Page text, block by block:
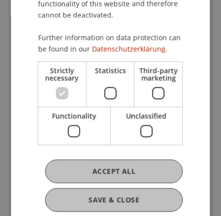
Straftheorien sowie die gesellschaftliche Rolle des
strafrechtlichen Verantwortung sowie die
Voraussetzungen strafbaren Verhaltens kennen.
Vermittelt werden dabei die grundlegenden
Kategorien des Strafrechts, wie Tun und
Unterlassen, Kausalität, Vorsatz und
Fahrlässigkeit, Versuch und Beteiligung,
Strafbemessung, tätige Reue und Verjährung.
Anhand von Fallbeispielen wird das erlernte
Wissen vertieft.
Die Teilnehmenden sind am Schluss mit den
theoretischen Grundlagen des Strafrechts sowie
dessen grundlegenden Begrifflichkeiten vertraut
und haben Grundkenntnisse in
Wirtschaftsphilosophie erworben.
functionality of this website and therefore
cannot be deactivated.
Further information on data protection can
be found in our Datenschutzerklärung.
Strictly
necessary
Statistics Third-party
marketing
Functionality Unclassified
SAVE & CLOSE
ACCEPT ALL